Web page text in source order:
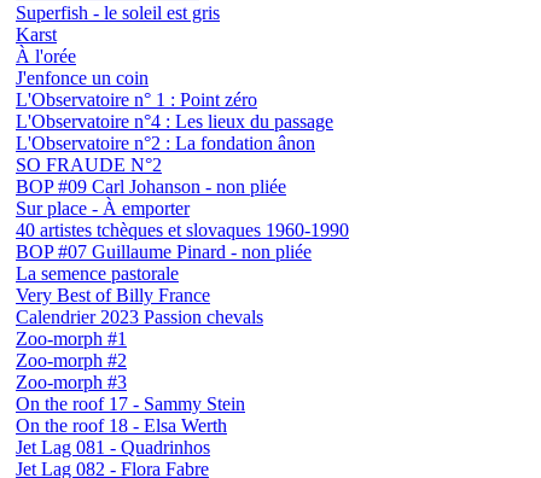
Superfish - le soleil est gris
Karst
À l'orée
J'enfonce un coin
L'Observatoire n° 1 : Point zéro
L'Observatoire n°4 : Les lieux du passage
L'Observatoire n°2 : La fondation ânon
SO FRAUDE N°2
BOP #09 Carl Johanson - non pliée
Sur place - À emporter
40 artistes tchèques et slovaques 1960-1990
BOP #07 Guillaume Pinard - non pliée
La semence pastorale
Very Best of Billy France
Calendrier 2023 Passion chevals
Zoo-morph #1
Zoo-morph #2
Zoo-morph #3
On the roof 17 - Sammy Stein
On the roof 18 - Elsa Werth
Jet Lag 081 - Quadrinhos
Jet Lag 082 - Flora Fabre